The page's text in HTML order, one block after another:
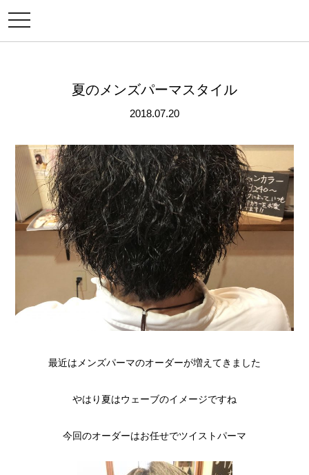
メ
ニ
ュ
夏のメンズパーマスタイル
2018.07.20
最近はメンズパーマのオーダーが増えてきました
やはり夏はウェーブのイメージですね
今回のオーダーはお任せでツイストパーマ